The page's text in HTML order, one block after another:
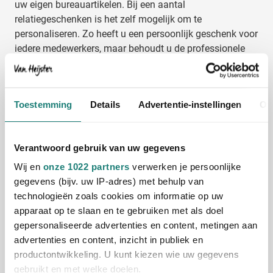
Toestemming Details Advertentie-instellingen
Verantwoord gebruik van uw gegevens
Wij en onze 1022 partners verwerken je persoonlijke
gegevens (bijv. uw IP-adres) met behulp van
technologieën zoals cookies om informatie op uw
apparaat op te slaan en te gebruiken met als doel
gepersonaliseerde advertenties en content, metingen aan
advertenties en content, inzicht in publiek en
productontwikkeling. U kunt kiezen wie uw gegevens
gebruikt en met welke doelen.
uw eigen bureauartikelen. Bij een aantal
relatiegeschenken is het zelf mogelijk om te
personaliseren. Zo heeft u een persoonlijk geschenk voor
iedere medewerkers, maar behoudt u de professionele
uitstraling.
bedrukken en laat uw partners zien dat zij op uw kunnen
bedrukte visitekaarthouders, alle bureauartikelen doen
het goed als weggever. Deze relatiegeschenken zijn niet
alleen een succes op beurzen en open dagen, maar doen
het ook goed op seminars, trainingen etc.
Ruime keuze aan diverse
kantoorartikelen